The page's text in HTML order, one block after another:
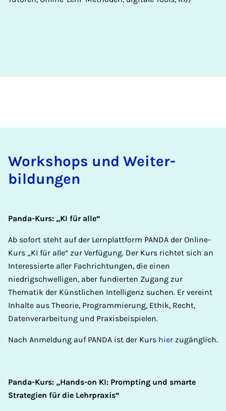
Work­shops und Wei­t­er­
bildun­gen
Panda-Kurs: „KI für alle“
Ab sofort steht auf der Lernplattform PANDA der Online-
Kurs „KI für alle“ zur Verfügung. Der Kurs richtet sich an
Interessierte aller Fachrichtungen, die einen
niedrigschwelligen, aber fundierten Zugang zur
Thematik der Künstlichen Intelligenz suchen. Er vereint
Inhalte aus Theorie, Programmierung, Ethik, Recht,
Datenverarbeitung und Praxisbeispielen.
Nach Anmeldung auf PANDA ist der Kurs hier zugänglich.
Panda-Kurs: „Hands-on KI: Prompting und smarte
Strategien für die Lehrpraxis“